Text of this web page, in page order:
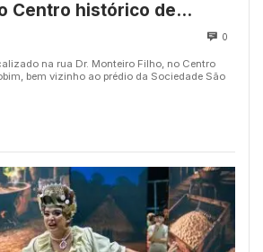
Centro histórico de
0
na rua Dr. Monteiro Filho, no Centro
bem vizinho ao prédio da Sociedade São